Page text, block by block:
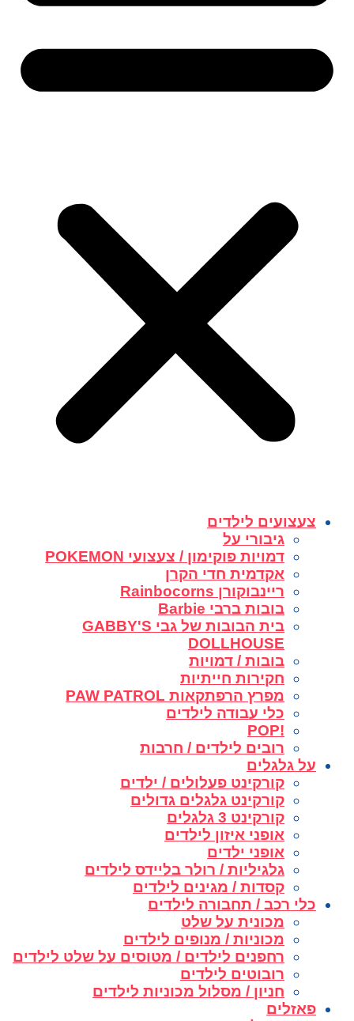
צעצועים לילדים
גיבורי על
דמויות פוקימון / צעצועי POKEMON
אקדמית חדי הקרן
ריינבוקורן Rainbocorns
בובות ברבי Barbie
בית הבובות של גבי GABBY'S
DOLLHOUSE
בובות / דמויות
חקירות חייתיות
מפרץ הרפתקאות PAW PATROL
כלי עבודה לילדים
!POP
רובים לילדים / חרבות
על גלגלים
קורקינט פעלולים / ילדים
קורקינט גלגלים גדולים
קורקינט 3 גלגלים
אופני איזון לילדים
אופני ילדים
גלגיליות / רולר בליידס לילדים
קסדות / מגינים לילדים
כלי רכב / תחבורה לילדים
מכונית על שלט
מכוניות / מנופים לילדים
רחפנים לילדים / מטוסים על שלט לילדים
רובוטים לילדים
חניון / מסלול מכוניות לילדים
פאזלים